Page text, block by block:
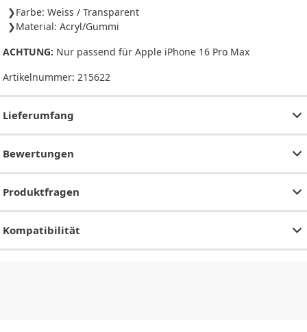
Farbe: Weiss / Transparent
Material: Acryl/Gummi
ACHTUNG: Nur passend für Apple iPhone 16 Pro Max
Artikelnummer: 215622
Lieferumfang
Bewertungen
Produktfragen
Kompatibilität